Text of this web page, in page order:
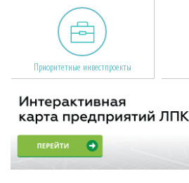
Приоритетные инвестпроекты